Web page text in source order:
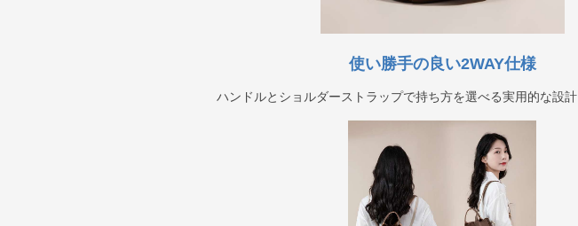
使い勝手の良い2WAY仕様
ハンドルとショルダーストラップで持ち方を選べる実用的な設計